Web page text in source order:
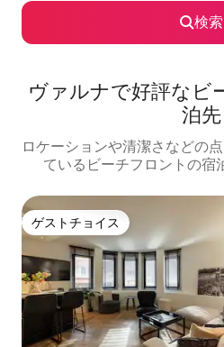
検索
ヴァルナで好評なビ
泊先
ロケーションや清潔さなどの
ているビーチフロントの宿
ゲストチョイス
ゲストチョイス